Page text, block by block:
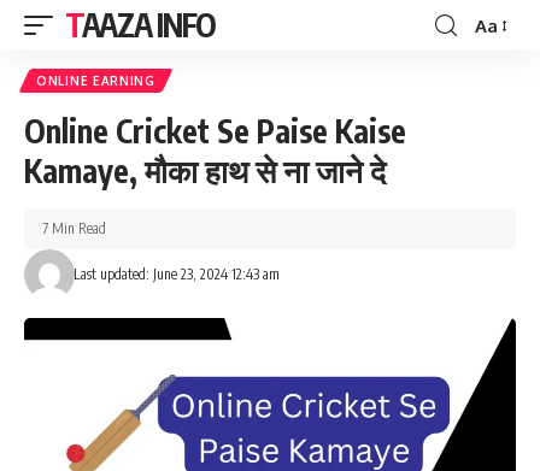
TAAZA INFO
Font
Aa
ONLINE EARNING
Online Cricket Se Paise Kaise
Kamaye, मौका हाथ से ना जाने दे
Last updated: June 23, 2024 12:43 am
7 Min Read